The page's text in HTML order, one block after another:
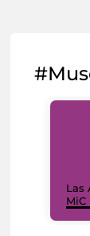
Las
MiC